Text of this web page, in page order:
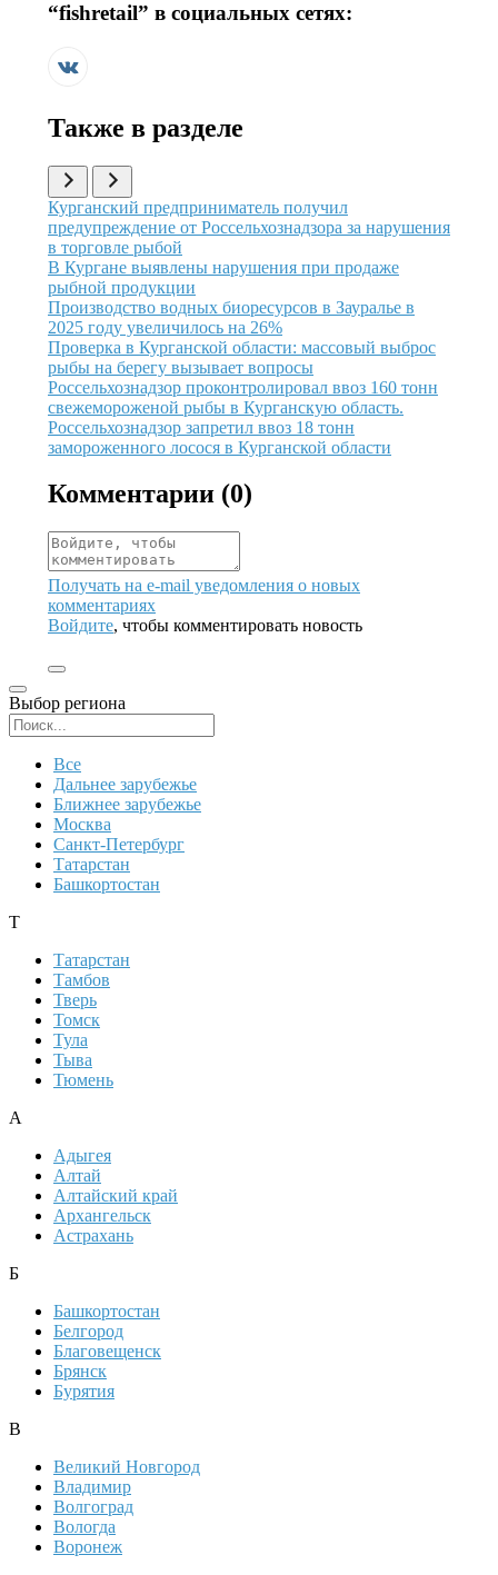
“fishretail” в социальных сетях:
Также в разделе
Иллюстрация новости
Курганский предприниматель получил
предупреждение от Россельхознадзора за нарушения
в торговле рыбой
Иллюстрация новости
В Кургане выявлены нарушения при продаже
рыбной продукции
Иллюстрация новости
Производство водных биоресурсов в Зауралье в
2025 году увеличилось на 26%
Иллюстрация новости
Проверка в Курганской области: массовый выброс
рыбы на берегу вызывает вопросы
Иллюстрация новости
Россельхознадзор проконтролировал ввоз 160 тонн
свежемороженой рыбы в Курганскую область.
Иллюстрация новости
Россельхознадзор запретил ввоз 18 тонн
замороженного лосося в Курганской области
Комментарии (0)
Получать на e‑mail уведомления о новых
комментариях
Войдите, чтобы комментировать новость
Выбор региона
Все
Дальнее зарубежье
Ближнее зарубежье
Москва
Санкт-Петербург
Татарстан
Башкортостан
Т
Татарстан
Тамбов
Тверь
Томск
Тула
Тыва
Тюмень
А
Адыгея
Алтай
Алтайский край
Архангельск
Астрахань
Б
Башкортостан
Белгород
Благовещенск
Брянск
Бурятия
В
Великий Новгород
Владимир
Волгоград
Вологда
Воронеж